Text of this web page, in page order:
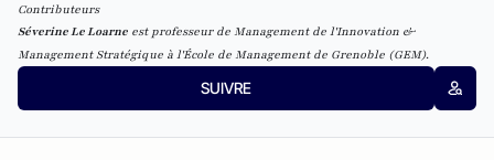
Contributeurs
Séverine Le Loarne est professeur de Management de l'Innovation &
Management Stratégique à l'École de Management de Grenoble (GEM).
SUIVRE